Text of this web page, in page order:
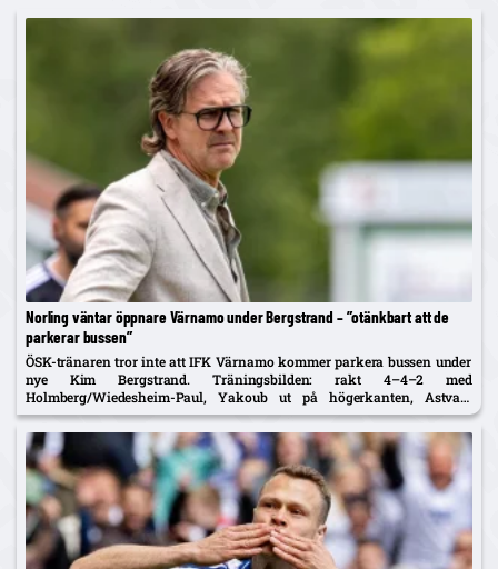
Norling väntar öppnare Värnamo under Bergstrand – ”otänkbart att de
parkerar bussen”
ÖSK-tränaren tror inte att IFK Värnamo kommer parkera bussen under
nye Kim Bergstrand. Träningsbilden: rakt 4–4–2 med
Holmberg/Wiedesheim-Paul, Yakoub ut på högerkanten, Astvald
ersätter avstängde Stenberg – McCue med i matchtruppen.